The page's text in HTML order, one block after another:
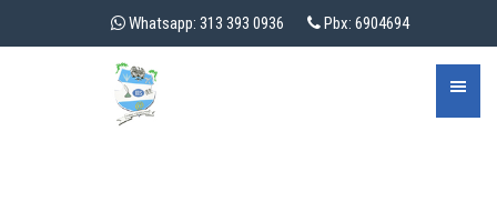
Whatsapp: 313 393 0936 Pbx: 6904694